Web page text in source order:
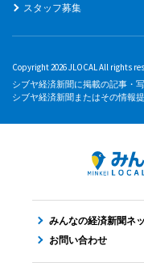
スタッフ募集
Copyright 2026 JLOCAL All rights
シブヤ経済新聞に掲載の記事・
シブヤ経済新聞またはその情報
みんなの経済新聞ネ
お問い合わせ